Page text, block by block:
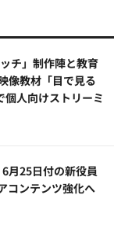
チ」制作陣と教育
像教材「目で見る
人向けストリーミ
月25日付の新役員
ンテンツ強化へ